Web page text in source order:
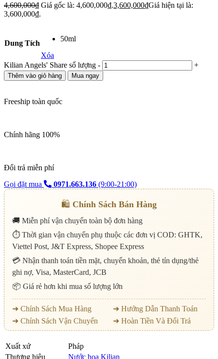
4,600,000₫ Giá gốc là: 4,600,000₫.3,600,000₫Giá hiện tại là:
3,600,000₫.
Dung Tích
50ml
Xóa
Kilian Angels' Share số lượng - +
Thêm vào giỏ hàng Mua ngay
Freeship toàn quốc
Chính hãng 100%
Đổi trả miễn phí
Gọi đặt mua
0971.663.136 (9:00-21:00)
🛍️ Chính Sách Bán Hàng
🚚 Miễn phí vận chuyển toàn bộ đơn hàng
⏱️ Thời gian vận chuyển phụ thuộc các đơn vị COD: GHTK,
Viettel Post, J&T Express, Shopee Express
💳 Nhận thanh toán tiền mặt, chuyển khoản, thẻ tín dụng/thẻ
ghi nợ, Visa, MasterCard, JCB
📦 Giá rẻ hơn khi mua số lượng lớn
➜ Chính Sách Mua Hàng
➜ Hướng Dẫn Thanh Toán
➜ Chính Sách Vận Chuyển
➜ Hoàn Tiền Và Đổi Trả
Xuất xứ
Pháp
Thương hiệu
Nước hoa Kilian